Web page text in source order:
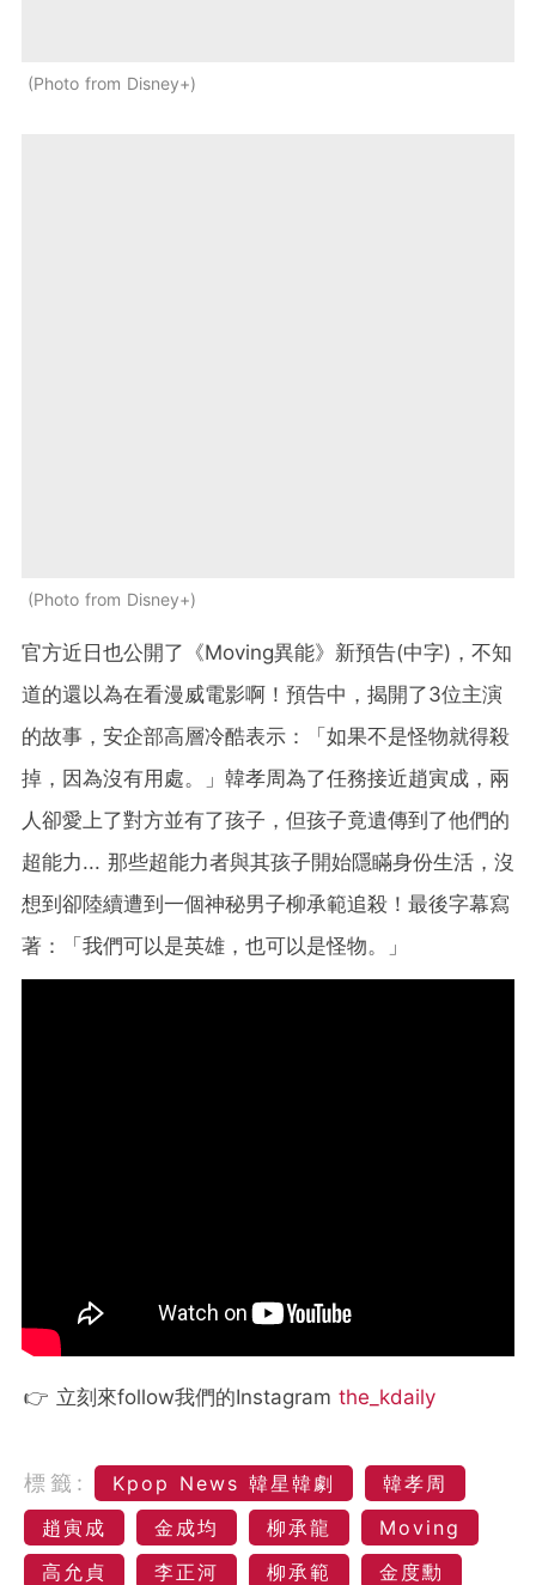
Photo from Disney+
Photo from Disney+
官方近日也公開了《Moving異能》新預告(中字)，不知
道的還以為在看漫威電影啊！預告中，揭開了3位主演
的故事，安企部高層冷酷表示：「如果不是怪物就得殺
掉，因為沒有用處。」韓孝周為了任務接近趙寅成，兩
人卻愛上了對方並有了孩子，但孩子竟遺傳到了他們的
超能力... 那些超能力者與其孩子開始隱瞞身份生活，沒
想到卻陸續遭到一個神秘男子柳承範追殺！最後字幕寫
著：「我們可以是英雄，也可以是怪物。」
👉 立刻來follow我們的Instagram the_kdaily
標籤: Kpop News 韓星韓劇
韓孝周
趙寅成
金成均 柳承龍
Moving
高允貞
李正河 柳承範 金度勳